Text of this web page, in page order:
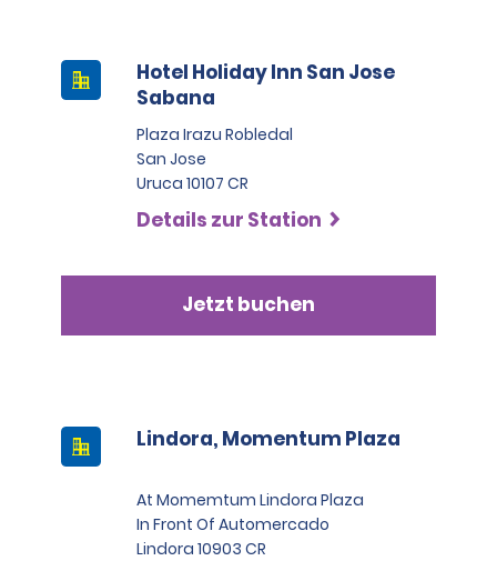
Hotel Holiday Inn San Jose
Sabana
Plaza Irazu Robledal
San Jose
Uruca 10107 CR
Details zur Station
Jetzt buchen
Lindora, Momentum Plaza
At Momemtum Lindora Plaza
In Front Of Automercado
Lindora 10903 CR